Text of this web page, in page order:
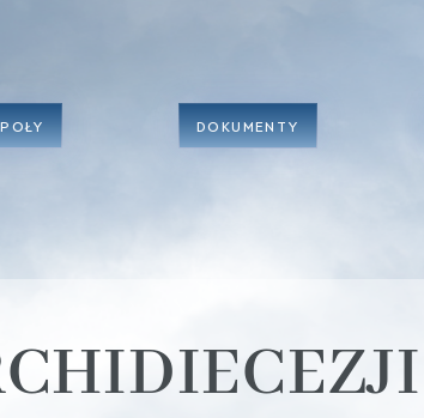
DOKUMENTY